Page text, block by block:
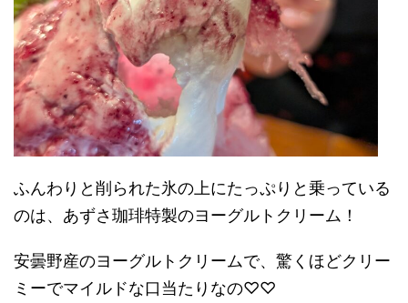
ふんわりと削られた氷の上にたっぷりと乗っている
のは、あずさ珈琲特製のヨーグルトクリーム！
安曇野産のヨーグルトクリームで、 驚くほどクリー
ミーでマイルドな口当たりなの♡♡